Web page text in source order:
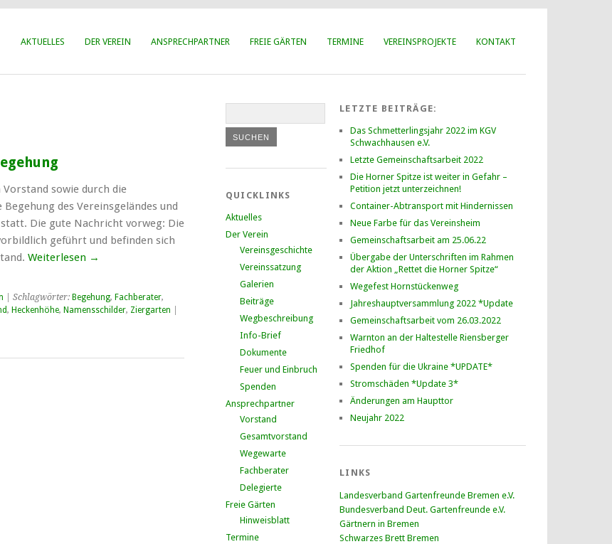
AKTUELLES DER VEREIN ANSPRECHPARTNER FREIE GÄRTEN TERMINE VEREINSPROJEKTE KONTAKT
Vorstand sowie durch die
des Vereinsgeländes und
Die gute Nachricht vorweg: Die
geführt und befinden sich
Weiterlesen →
| Schlagwörter: Begehung, Fachberater,
, Heckenhöhe, Namensschilder, Ziergarten
QUICKLINKS
Aktuelles
Der Verein
Vereinsgeschichte
Vereinssatzung
Galerien
Beiträge
Wegbeschreibung
Info-Brief
Dokumente
Feuer und Einbruch
Spenden
Ansprechpartner
Vorstand
Gesamtvorstand
Wegewarte
Fachberater
Delegierte
Freie Gärten
Hinweisblatt
Termine
LETZTE BEITRÄGE:
Das Schmetterlingsjahr 2022 im KGV
Schwachhausen e.V.
Letzte Gemeinschaftsarbeit 2022
Die Horner Spitze ist weiter in Gefahr –
Petition jetzt unterzeichnen!
Container-Abtransport mit Hindernissen
Neue Farbe für das Vereinsheim
Gemeinschaftsarbeit am 25.06.22
Übergabe der Unterschriften im Rahmen
der Aktion „Rettet die Horner Spitze“
Wegefest Hornstückenweg
Jahreshauptversammlung 2022 *Update
Gemeinschaftsarbeit vom 26.03.2022
Warnton an der Haltestelle Riensberger
Friedhof
Spenden für die Ukraine *UPDATE*
Stromschäden *Update 3*
Änderungen am Haupttor
Neujahr 2022
LINKS
Landesverband Gartenfreunde Bremen e.V.
Bundesverband Deut. Gartenfreunde e.V.
Gärtnern in Bremen
Schwarzes Brett Bremen